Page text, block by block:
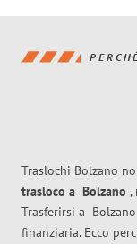
Traslochi Bolzano
trasloco a Bolzano ,
Trasferirsi a Bolzano
finanziaria. Ecco